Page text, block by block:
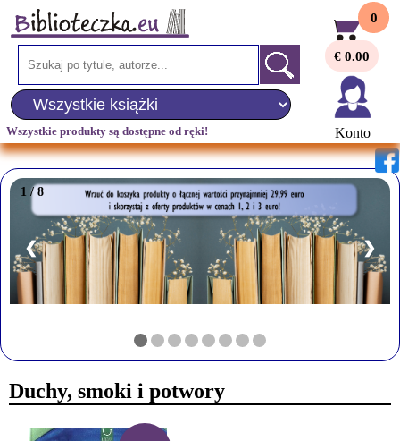
Wszystkie produkty są dostępne od ręki!
0
€ 0.00
Konto
1 / 8
❮ ❯
Duchy, smoki i potwory